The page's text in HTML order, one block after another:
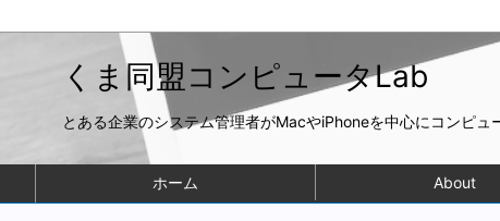
くま同盟コンピュータLab
とある企業のシステム管理者がMacやiPhoneを中心にコンピ
ホーム About